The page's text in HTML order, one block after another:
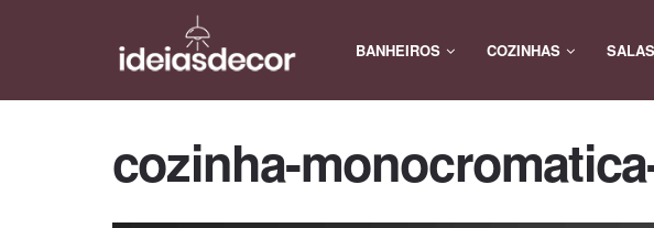
BANHEIROS COZINHAS SALAS
cozinha-